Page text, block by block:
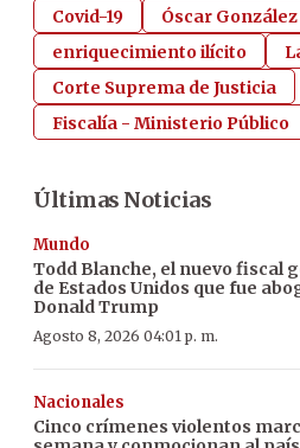
Covid-19
Óscar
enriquecimiento ilícito
Corte Suprema de Justicia
Fiscalía - Ministerio Público
Últimas Noticias
Mundo
Todd Blanche, el nuevo fiscal
de Estados Unidos que fue
Donald Trump
Agosto 8, 2026 04:01 p. m.
Nacionales
Cinco crímenes violentos